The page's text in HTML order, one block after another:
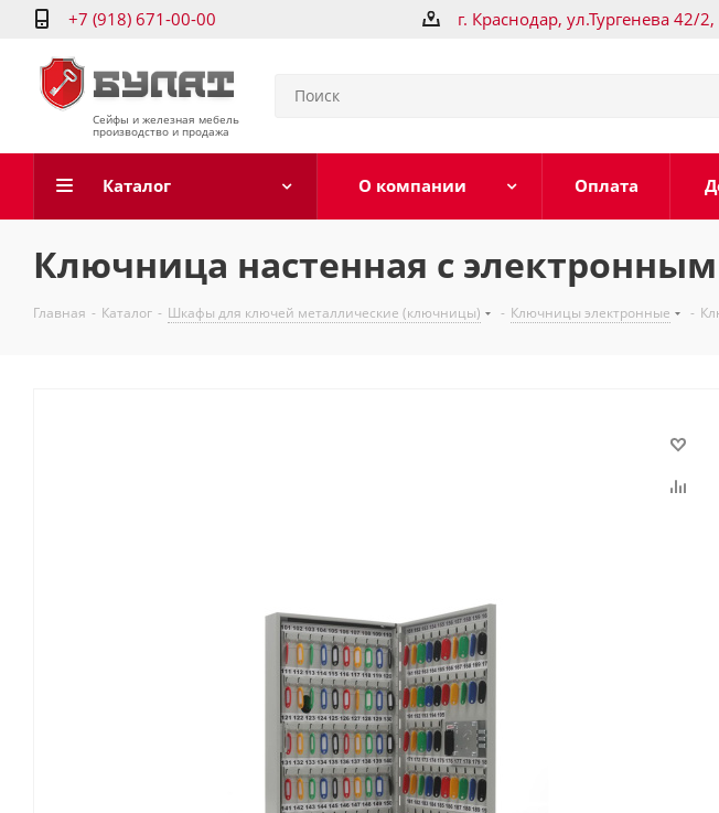
+7 (918) 671-00-00 г. Краснодар, ул.Тургенева 42/
Сейфы и железная мебель
производство и продажа
Каталог О компании Оплата
Ключница настенная с электронным
Главная - Каталог - Шкафы для ключей металлические (ключницы) - Ключницы электронные -